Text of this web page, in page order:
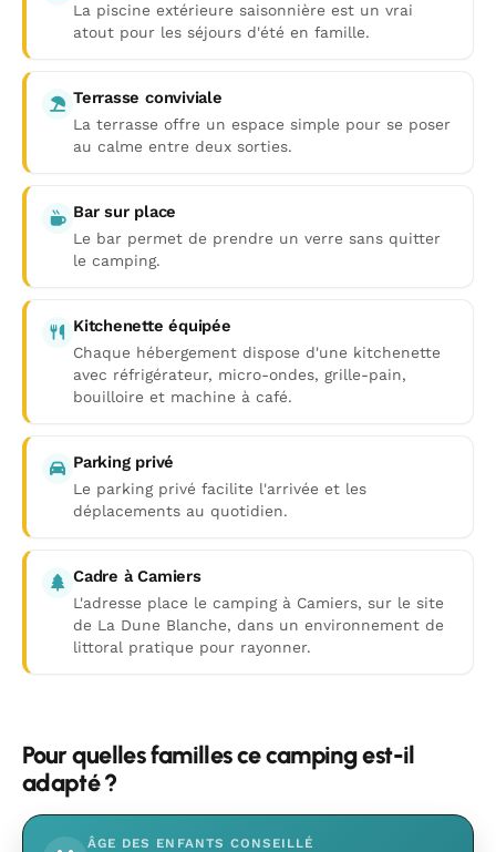
La piscine extérieure saisonnière est un vrai
atout pour les séjours d'été en famille.
Terrasse conviviale
La terrasse offre un espace simple pour se poser
au calme entre deux sorties.
Bar sur place
Le bar permet de prendre un verre sans quitter
le camping.
Kitchenette équipée
Chaque hébergement dispose d'une kitchenette
avec réfrigérateur, micro-ondes, grille-pain,
bouilloire et machine à café.
Parking privé
Le parking privé facilite l'arrivée et les
déplacements au quotidien.
Cadre à Camiers
L'adresse place le camping à Camiers, sur le site
de La Dune Blanche, dans un environnement de
littoral pratique pour rayonner.
Pour quelles familles ce camping est-il
adapté ?
ÂGE DES ENFANTS CONSEILLÉ